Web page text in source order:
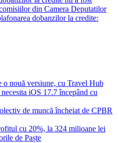
din Camera Deputatilor
dobanzilor la credite:
nouă versiune, cu Travel Hub
iOS 17.7 începând cu
de muncă încheiat de CPBR
cu 20%, la 324 milioane lei
de Paște